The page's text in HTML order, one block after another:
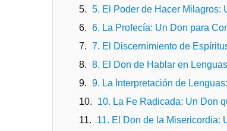
5. El Poder de Hacer Milagros:
6. La Profecía: Un Don para
7. El Discernimiento de
8. El Don de Hablar en
9. La Interpretación de
10. La Fe Radicada: Un Don
11. El Don de la Misericordia: